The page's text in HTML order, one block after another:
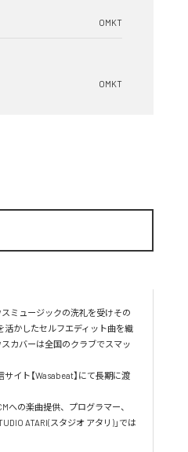
OMKT
OMKT
ミュージックの洗礼を受けその
活かしたセルフエディット曲を織
スカバーは全国のクラブでスマッ
イト【Wasabeat】にて長期に渡
への楽曲提供、プログラマー、
ATARI(スタジオ アタリ)」では